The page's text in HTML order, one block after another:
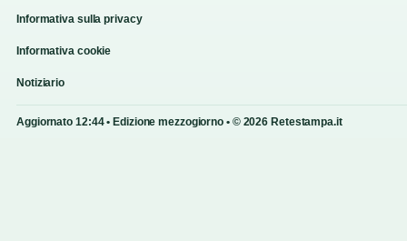
Informativa sulla privacy
Informativa cookie
Notiziario
Aggiornato 12:44 • Edizione mezzogiorno • © 2026 Retestampa.it